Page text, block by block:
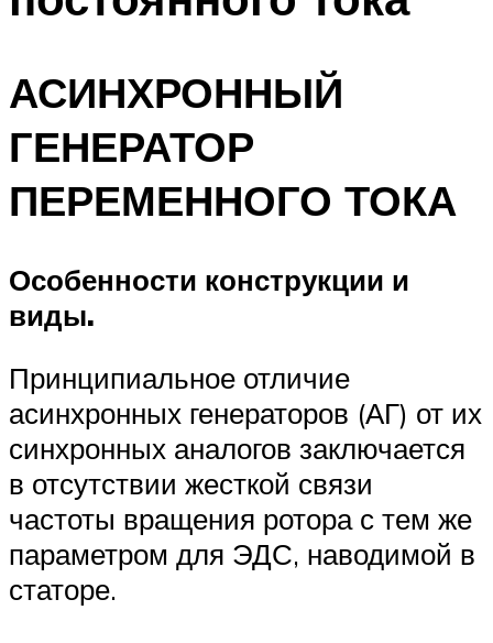
АСИНХРОННЫЙ
ГЕНЕРАТОР
ПЕРЕМЕННОГО ТОКА
Особенности конструкции и
виды.
Принципиальное отличие
асинхронных генераторов (АГ) от их
синхронных аналогов заключается
в отсутствии жесткой связи
частоты вращения ротора с тем же
параметром для ЭДС, наводимой в
статоре.